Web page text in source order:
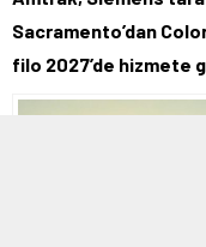
Sacramento’dan
filo 2027’de hizmete